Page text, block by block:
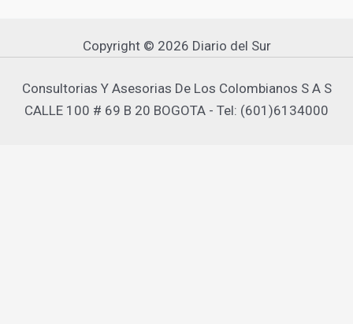
Copyright © 2026 Diario del Sur
Consultorias Y Asesorias De Los Colombianos S A S
CALLE 100 # 69 B 20 BOGOTA - Tel: (601)6134000